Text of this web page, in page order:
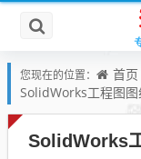
您现在的位置： 首页
SolidWorks工程图
SolidWorks